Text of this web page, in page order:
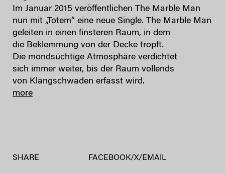
Im Januar 2015 veröffentlichen The Marble Man
nun mit „Totem“ eine neue Single. The Marble Man
geleiten in einen finsteren Raum, in dem
die Beklemmung von der Decke tropft.
Die mondsüchtige Atmosphäre verdichtet
sich immer weiter, bis der Raum vollends
von Klangschwaden erfasst wird.
more
SHARE FACEBOOK/X/ EMAIL